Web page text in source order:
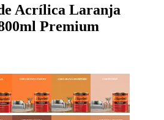
Acrílica Laranja
Premium